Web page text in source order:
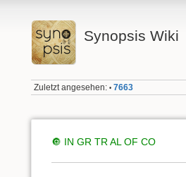
Synopsis Wiki
Zuletzt angesehen: • 7663
🔘 IN GR TR AL OF CO